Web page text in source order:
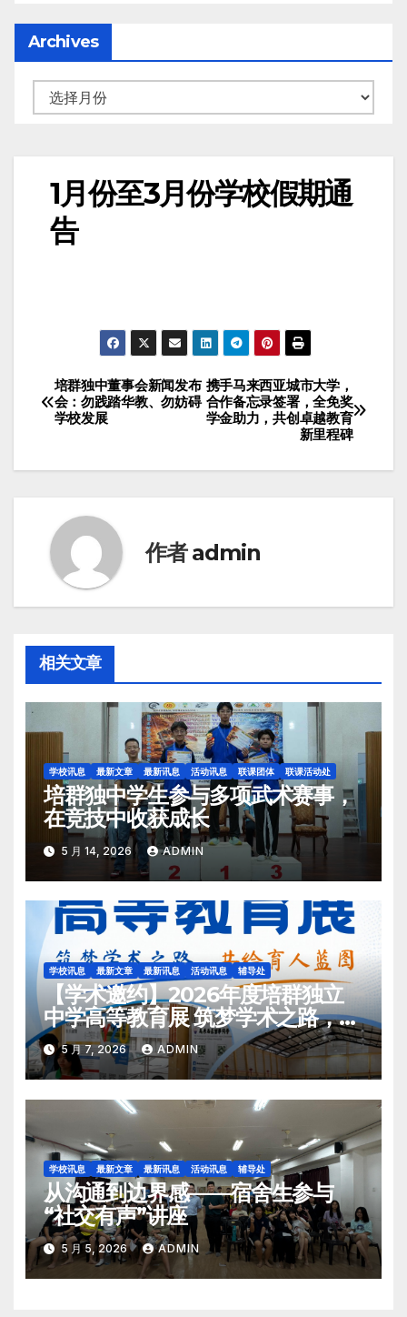
Archives
1月份至3月份学校假期通
告
携手马来西亚城市大学，
合作备忘录签署，全免奖
学金助力，共创卓越教育
新里程碑
培群独中董事会新闻发布
会：勿践踏华教、勿妨碍
学校发展
作者admin
相关文章
学校讯息 最新文章 最新讯息 活动讯息 联课团体 联课活动处
培群独中学生参与多项武术赛事，
在竞技中收获成长
5 月 14, 2026 ADMIN
学校讯息 最新文章 最新讯息 活动讯息 辅导处
【学术邀约】2026年度培群独立
中学高等教育展 筑梦学术之路，共
绘育人蓝图
5 月 7, 2026 ADMIN
学校讯息 最新文章 最新讯息 活动讯息 辅导处
从沟通到边界感——宿舍生参与
“社交有声”讲座
5 月 5, 2026 ADMIN